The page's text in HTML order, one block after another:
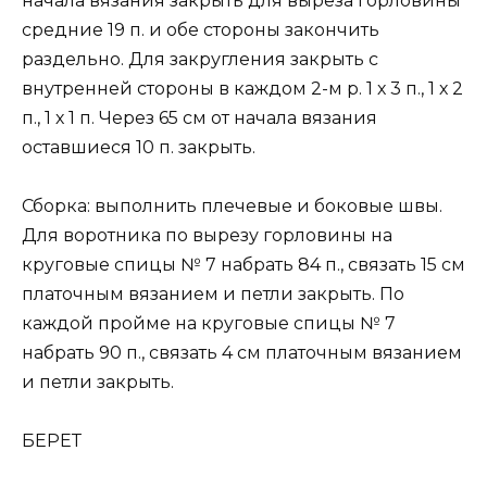
средние 19 п. и обе стороны закончить
раздельно. Для закругления закрыть с
внутренней стороны в каждом 2-м р. 1 х 3 п., 1 х 2
п., 1 х 1 п. Через 65 см от начала вязания
оставшиеся 10 п. закрыть.
Сборка: выполнить плечевые и боковые швы.
Для воротника по вырезу горловины на
круговые спицы № 7 набрать 84 п., связать 15 см
платочным вязанием и петли закрыть. По
каждой пройме на круговые спицы № 7
набрать 90 п., связать 4 см платочным вязанием
и петли закрыть.
БЕРЕТ